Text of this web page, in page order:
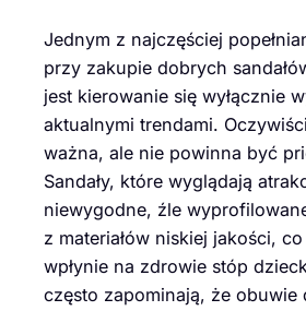
Jednym z najczęściej
przy zakupie dobrych
jest kierowanie się wyłącznie
aktualnymi trendami.
ważna, ale nie powinna być
Sandały, które wyglądają
niewygodne, źle
z materiałów niskiej jakości,
wpłynie na zdrowie stóp
często zapominają, że obuwie